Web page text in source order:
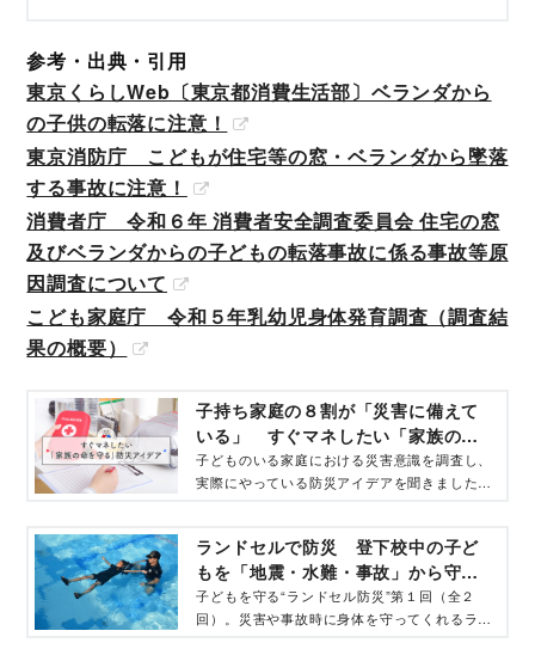
参考・出典・引用
東京くらしWeb〔東京都消費生活部〕ベランダから
の子供の転落に注意！
東京消防庁 こどもが住宅等の窓・ベランダから墜落
する事故に注意！
消費者庁 令和６年 消費者安全調査委員会 住宅の窓
及びベランダからの子どもの転落事故に係る事故等原
因調査について
こども家庭庁 令和５年乳幼児身体発育調査（調査結
果の概要）
子持ち家庭の８割が「災害に備えて
いる」 すぐマネしたい「家族の命
を守る」防災アイデアを大公開
子どものいる家庭における災害意識を調査し、
実際にやっている防災アイデアを聞きました。
ランドセルで防災 登下校中の子ど
もを「地震・水難・事故」から守
れ！ 小学生に覚えてほしい「使い
方」
子どもを守る“ランドセル防災”第１回（全２
回）。災害や事故時に身体を守ってくれるラン